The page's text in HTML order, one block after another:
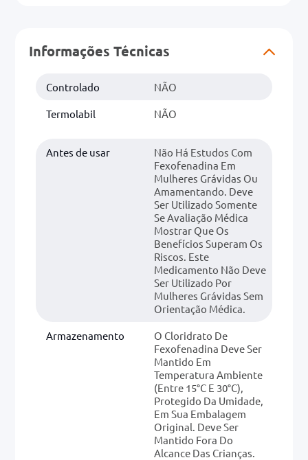
Informações Técnicas
Controlado NÃO
Termolabil NÃO
Antes de usar
Não Há Estudos Com
Fexofenadina Em
Mulheres Grávidas Ou
Amamentando. Deve
Ser Utilizado Somente
Se Avaliação Médica
Mostrar Que Os
Benefícios Superam Os
Riscos. Este
Medicamento Não Deve
Ser Utilizado Por
Mulheres Grávidas Sem
Orientação Médica.
Armazenamento
O Cloridrato De
Fexofenadina Deve Ser
Mantido Em
Temperatura Ambiente
(entre 15°C E 30°C),
Protegido Da Umidade,
Em Sua Embalagem
Original. Deve Ser
Mantido Fora Do
Alcance Das Crianças.